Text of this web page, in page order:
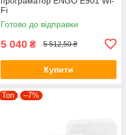
Fi
Готово до відправки
5 040 ₴ 5 512,50 ₴
Купити
Топ –7%